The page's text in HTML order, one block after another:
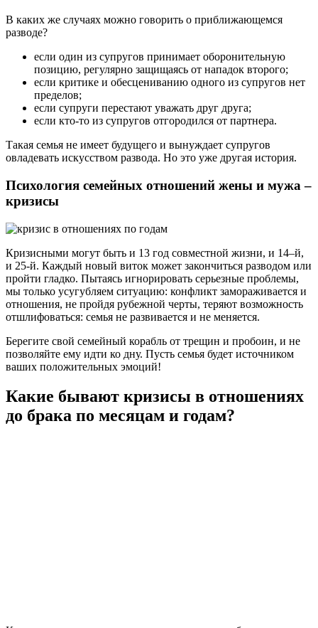
В каких же случаях можно говорить о приближающемся
разводе?
если один из супругов принимает оборонительную
позицию, регулярно защищаясь от нападок второго;
если критике и обесцениванию одного из супругов нет
пределов;
если супруги перестают уважать друг друга;
если кто-то из супругов отгородился от партнера.
Такая семья не имеет будущего и вынуждает супругов
овладевать искусством развода. Но это уже другая история.
Психология семейных отношений жены и мужа –
кризисы
Кризисными могут быть и 13 год совместной жизни, и 14–й,
и 25-й. Каждый новый виток может закончиться разводом или
пройти гладко. Пытаясь игнорировать серьезные проблемы,
мы только усугубляем ситуацию: конфликт замораживается и
отношения, не пройдя рубежной черты, теряют возможность
отшлифоваться: семья не развивается и не меняется.
Берегите свой семейный корабль от трещин и пробоин, и не
позволяйте ему идти ко дну. Пусть семья будет источником
ваших положительных эмоций!
Какие бывают кризисы в отношениях
до брака по месяцам и годам?